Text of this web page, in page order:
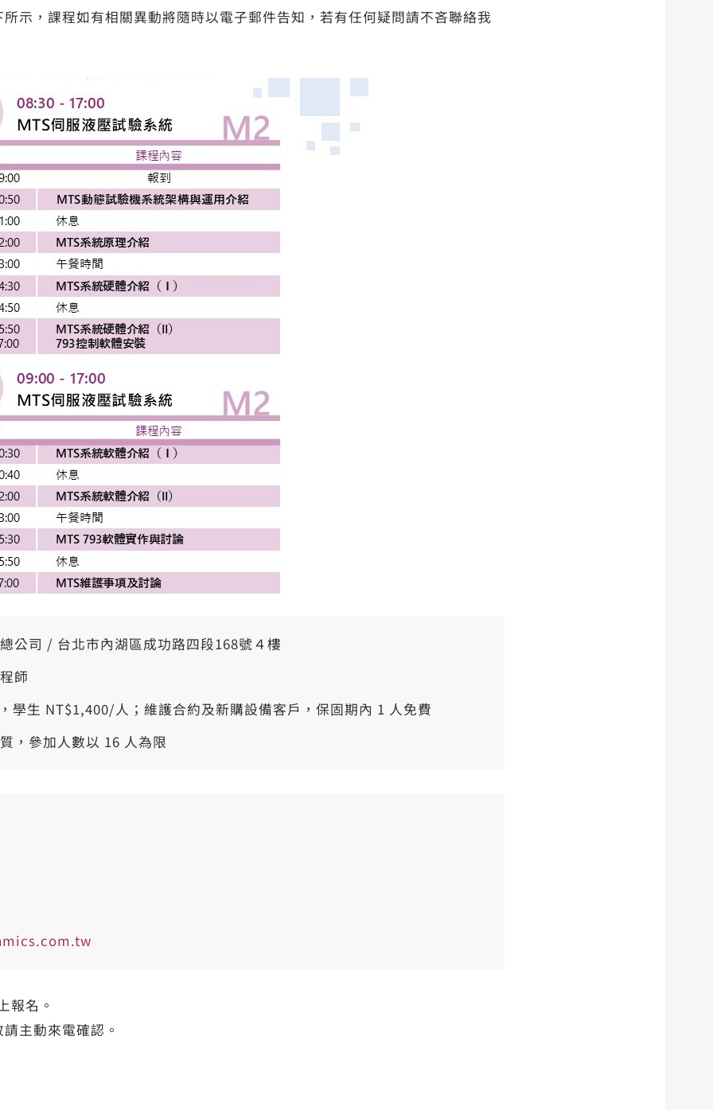
示，課程如有相關異動將隨時以電子郵件告知，若有任何疑問請不吝聯絡我
公司 / 台北市內湖區成功路四段168號４樓
師
學生 NT$1,400/人；維護合約及新購設備客戶，保固期內 1 人免費
，參加人數以 16 人為限
報名。
主動來電確認。